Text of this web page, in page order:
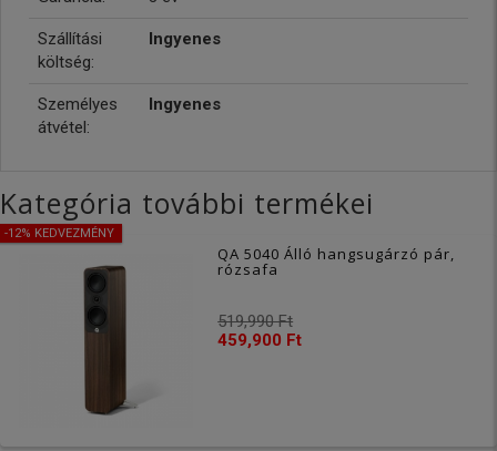
Szállítási
költség:
Ingyenes
Személyes
átvétel:
Ingyenes
Kategória további termékei
-12% KEDVEZMÉNY
QA 5040 Álló hangsugárzó pár,
rózsafa
519,990 Ft
459,900 Ft